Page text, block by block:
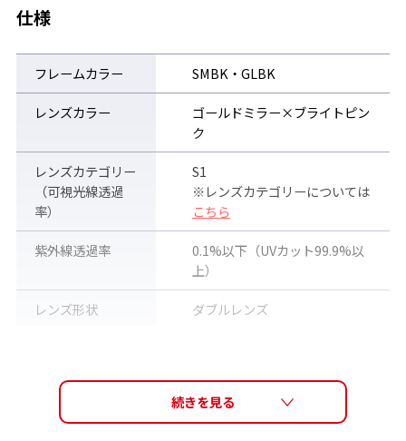
仕様
フレームカラー SMBK・GLBK
レンズカラー
ゴールドミラー×ブライトピン
ク
レンズカテゴリー
（可視光線透過
率）
S1
※レンズカテゴリーについては
こちら
紫外線透過率
0.1%以下（UVカット99.9%以
上）
レンズ形状 ダブルレンズ
眼鏡対応
ヘルメット対応